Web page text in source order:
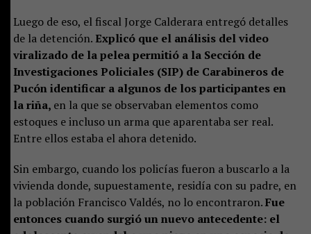
Luego de eso, el fiscal Jorge Calderara entregó detalles
de la detención. Explicó que el análisis del video
viralizado de la pelea permitió a la Sección de
Investigaciones Policiales (SIP) de Carabineros de
Pucón identificar a algunos de los participantes en
la riña, en la que se observaban elementos como
estoques e incluso un arma que aparentaba ser real.
Entre ellos estaba el ahora detenido.
Sin embargo, cuando los policías fueron a buscarlo a la
vivienda donde, supuestamente, residía con su padre, en
la población Francisco Valdés, no lo encontraron.Fue
entonces cuando surgió un nuevo antecedente: el